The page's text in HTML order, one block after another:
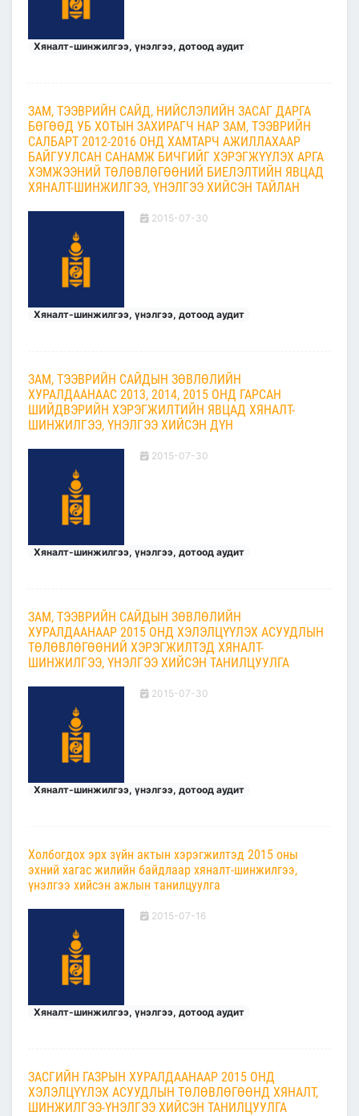
Хяналт-шинжилгээ, үнэлгээ, дотоод аудит
ЗАМ, ТЭЭВРИЙН САЙД, НИЙСЛЭЛИЙН ЗАСАГ ДАРГА
БӨГӨӨД УБ ХОТЫН ЗАХИРАГЧ НАР ЗАМ, ТЭЭВРИЙН
САЛБАРТ 2012-2016 ОНД ХАМТАРЧ АЖИЛЛАХААР
БАЙГУУЛСАН САНАМЖ БИЧГИЙГ ХЭРЭГЖҮҮЛЭХ АРГА
ХЭМЖЭЭНИЙ ТӨЛӨВЛӨГӨӨНИЙ БИЕЛЭЛТИЙН ЯВЦАД
ХЯНАЛТ-ШИНЖИЛГЭЭ, ҮНЭЛГЭЭ ХИЙСЭН ТАЙЛАН
2015-07-30
Хяналт-шинжилгээ, үнэлгээ, дотоод аудит
ЗАМ, ТЭЭВРИЙН САЙДЫН ЗӨВЛӨЛИЙН
ХУРАЛДААНААС 2013, 2014, 2015 ОНД ГАРСАН
ШИЙДВЭРИЙН ХЭРЭГЖИЛТИЙН ЯВЦАД ХЯНАЛТ-
ШИНЖИЛГЭЭ, ҮНЭЛГЭЭ ХИЙСЭН ДҮН
2015-07-30
Хяналт-шинжилгээ, үнэлгээ, дотоод аудит
ЗАМ, ТЭЭВРИЙН САЙДЫН ЗӨВЛӨЛИЙН
ХУРАЛДААНААР 2015 ОНД ХЭЛЭЛЦҮҮЛЭХ АСУУДЛЫН
ТӨЛӨВЛӨГӨӨНИЙ ХЭРЭГЖИЛТЭД ХЯНАЛТ-
ШИНЖИЛГЭЭ, ҮНЭЛГЭЭ ХИЙСЭН ТАНИЛЦУУЛГА
2015-07-30
Хяналт-шинжилгээ, үнэлгээ, дотоод аудит
Холбогдох эрх зүйн актын хэрэгжилтэд 2015 оны
эхний хагас жилийн байдлаар хяналт-шинжилгээ,
үнэлгээ хийсэн ажлын танилцуулга
2015-07-16
Хяналт-шинжилгээ, үнэлгээ, дотоод аудит
ЗАСГИЙН ГАЗРЫН ХУРАЛДААНААР 2015 ОНД
ХЭЛЭЛЦҮҮЛЭХ АСУУДЛЫН ТӨЛӨВЛӨГӨӨНД ХЯНАЛТ,
ШИНЖИЛГЭЭ-ҮНЭЛГЭЭ ХИЙСЭН ТАНИЛЦУУЛГА